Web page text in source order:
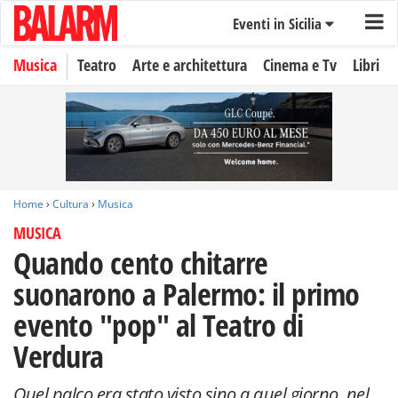
Eventi in Sicilia
Musica Teatro Arte e architettura Cinema e Tv Libri
Home › Cultura › Musica
MUSICA
Quando cento chitarre
suonarono a Palermo: il primo
evento "pop" al Teatro di
Verdura